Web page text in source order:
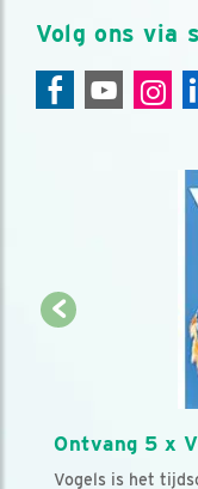
Volg ons via
Ontvang 5 x
Vogels is het